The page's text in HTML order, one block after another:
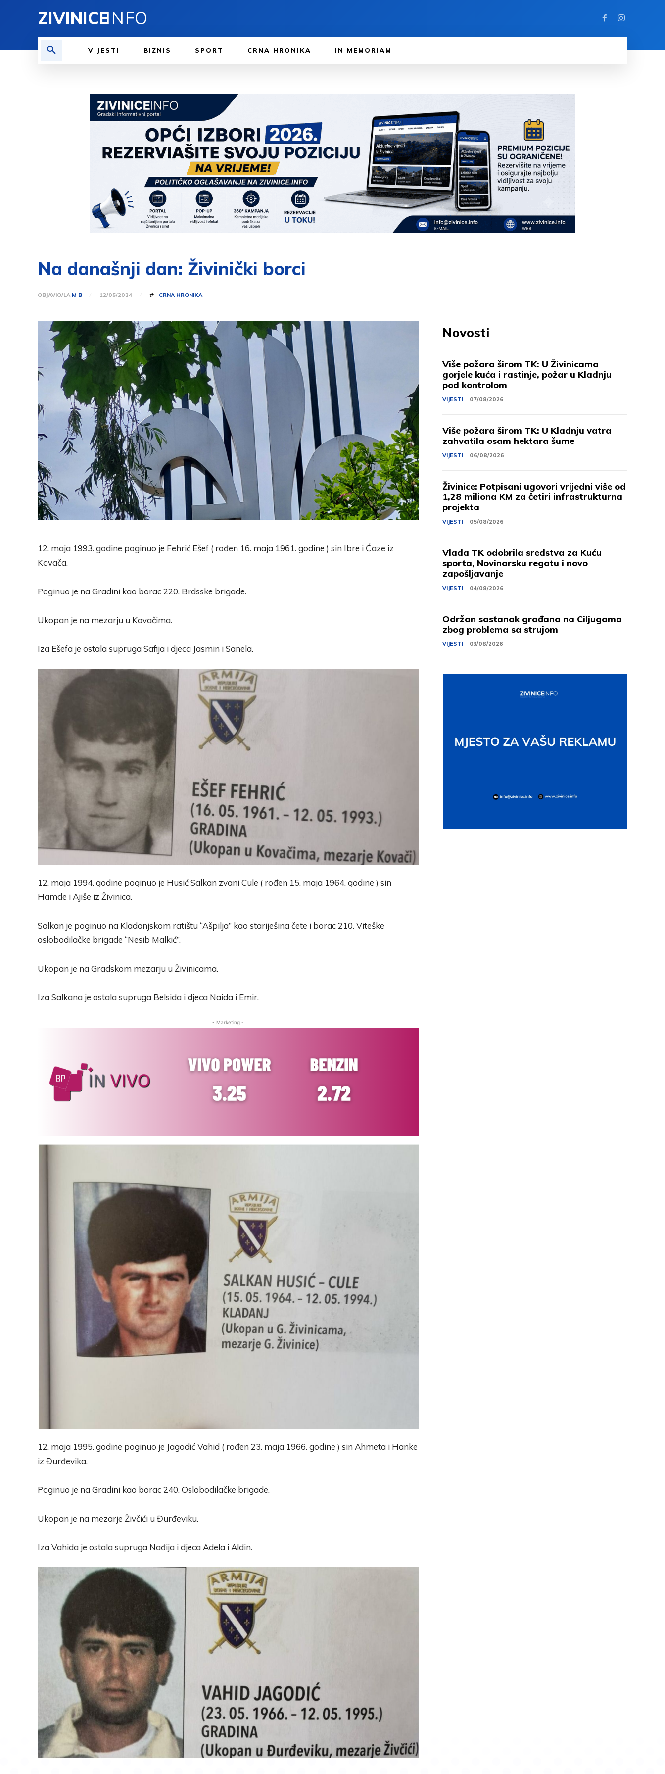
ZIVINICEINFO
VIJESTI BIZNIS SPORT CRNA HRONIKA IN MEMORIAM
Na današnji dan: Živinički borci
OBJAVIO/LA M B 12/05/2024 # CRNA HRONIKA
12. maja 1993. godine poginuo je Fehrić Ešef ( rođen 16. maja 1961. godine ) sin Ibre i Ćaze iz
Kovača.
Poginuo je na Gradini kao borac 220. Brdsske brigade.
Ukopan je na mezarju u Kovačima.
Iza Ešefa je ostala supruga Safija i djeca Jasmin i Sanela.
12. maja 1994. godine poginuo je Husić Salkan zvani Cule ( rođen 15. maja 1964. godine ) sin
Hamde i Ajiše iz Živinica.
Salkan je poginuo na Kladanjskom ratištu “Ašpilja” kao stariješina čete i borac 210. Viteške
oslobodilačke brigade “Nesib Malkić”.
Ukopan je na Gradskom mezarju u Živinicama.
Iza Salkana je ostala supruga Belsida i djeca Naida i Emir.
- Marketing -
12. maja 1995. godine poginuo je Jagodić Vahid ( rođen 23. maja 1966. godine ) sin Ahmeta i Hanke
iz Đurđevika.
Poginuo je na Gradini kao borac 240. Oslobodilačke brigade.
Ukopan je na mezarje Živčići u Đurđeviku.
Iza Vahida je ostala supruga Nađija i djeca Adela i Aldin.
Novosti
Više požara širom TK: U Živinicama
gorjele kuća i rastinje, požar u Kladnju
pod kontrolom
VIJESTI 07/08/2026
Više požara širom TK: U Kladnju vatra
zahvatila osam hektara šume
VIJESTI 06/08/2026
Živinice: Potpisani ugovori vrijedni više od
1,28 miliona KM za četiri infrastrukturna
projekta
VIJESTI 05/08/2026
Vlada TK odobrila sredstva za Kuću
sporta, Novinarsku regatu i novo
zapošljavanje
VIJESTI 04/08/2026
Održan sastanak građana na Ciljugama
zbog problema sa strujom
VIJESTI 03/08/2026